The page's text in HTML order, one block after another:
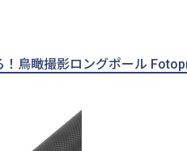
鳥瞰撮影ロングポール